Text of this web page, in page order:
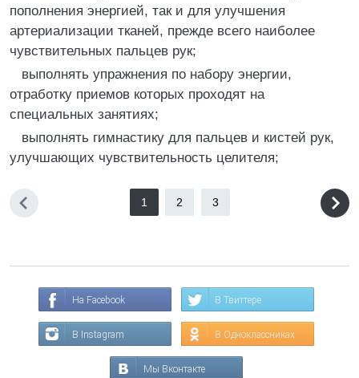
пополнения энергией, так и для улучшения
артериализации тканей, прежде всего наиболее
чувствительных пальцев рук;
выполнять упражнения по набору энергии,
отработку приемов которых проходят на
специальных занятиях;
выполнять гимнастику для пальцев и кистей рук,
улучшающих чувствительность целителя;
1 2 3
На Facebook В Твиттере
В Instagram В Одноклассниках
Мы Вконтакте